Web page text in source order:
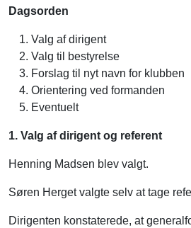
Dagsorden
Valg af dirigent
Valg til bestyrelse
Forslag til nyt navn for klubben
Orientering ved formanden
Eventuelt
1. Valg af dirigent og referent
Henning Madsen blev valgt.
Søren Herget valgte selv at tage
Dirigenten konstaterede, at